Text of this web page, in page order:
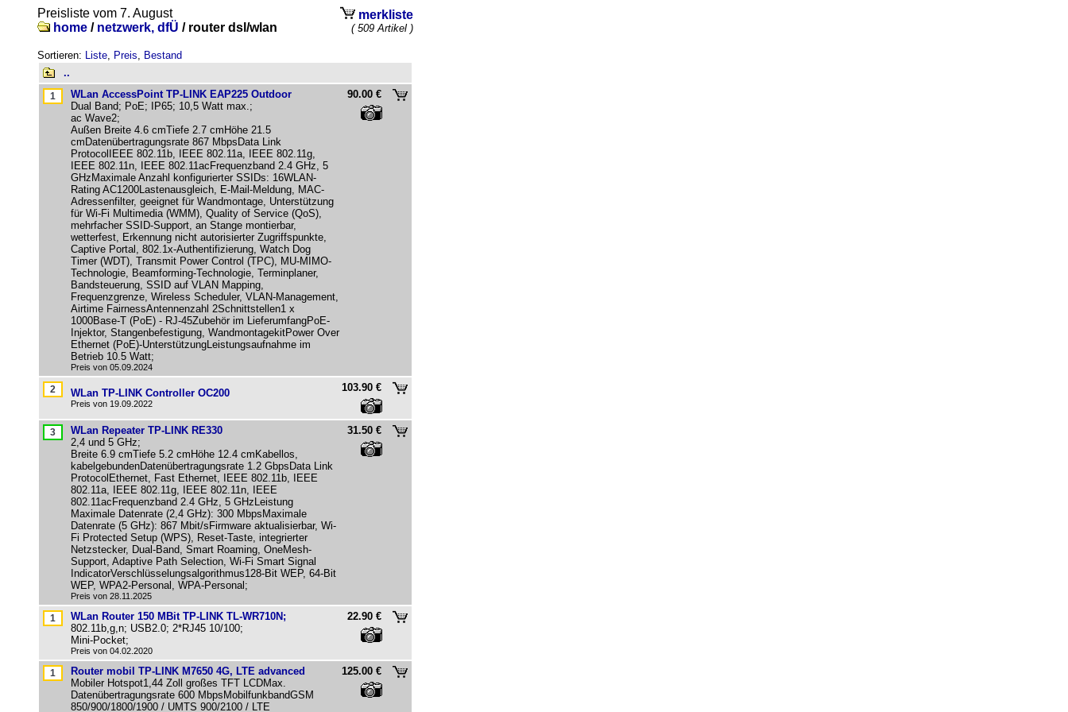
Preisliste vom 7. August
home / netzwerk, dfÜ / router dsl/wlan
merkliste
( 509 Artikel )
Sortieren: Liste, Preis, Bestand
..
WLan AccessPoint TP-LINK EAP225 Outdoor
Dual Band; PoE; IP65; 10,5 Watt max.;
ac Wave2;
Außen Breite 4.6 cmTiefe 2.7 cmHöhe 21.5
cmDatenübertragungsrate 867 MbpsData Link
ProtocolIEEE 802.11b, IEEE 802.11a, IEEE 802.11g,
IEEE 802.11n, IEEE 802.11acFrequenzband 2.4 GHz, 5
GHzMaximale Anzahl konfigurierter SSIDs: 16WLAN-
Rating AC1200Lastenausgleich, E-Mail-Meldung, MAC-
Adressenfilter, geeignet für Wandmontage, Unterstützung
für Wi-Fi Multimedia (WMM), Quality of Service (QoS),
mehrfacher SSID-Support, an Stange montierbar,
wetterfest, Erkennung nicht autorisierter Zugriffspunkte,
Captive Portal, 802.1x-Authentifizierung, Watch Dog
Timer (WDT), Transmit Power Control (TPC), MU-MIMO-
Technologie, Beamforming-Technologie, Terminplaner,
Bandsteuerung, SSID auf VLAN Mapping,
Frequenzgrenze, Wireless Scheduler, VLAN-Management,
Airtime FairnessAntennenzahl 2Schnittstellen1 x
1000Base-T (PoE) - RJ-45Zubehör im LieferumfangPoE-
Injektor, Stangenbefestigung, WandmontagekitPower Over
Ethernet (PoE)-UnterstützungLeistungsaufnahme im
Betrieb 10.5 Watt;
Preis von 05.09.2024
90.00 €
WLan TP-LINK Controller OC200
Preis von 19.09.2022
103.90 €
WLan Repeater TP-LINK RE330
2,4 und 5 GHz;
Breite 6.9 cmTiefe 5.2 cmHöhe 12.4 cmKabellos,
kabelgebundenDatenübertragungsrate 1.2 GbpsData Link
ProtocolEthernet, Fast Ethernet, IEEE 802.11b, IEEE
802.11a, IEEE 802.11g, IEEE 802.11n, IEEE
802.11acFrequenzband 2.4 GHz, 5 GHzLeistung
Maximale Datenrate (2,4 GHz): 300 MbpsMaximale
Datenrate (5 GHz): 867 Mbit/sFirmware aktualisierbar, Wi-
Fi Protected Setup (WPS), Reset-Taste, integrierter
Netzstecker, Dual-Band, Smart Roaming, OneMesh-
Support, Adaptive Path Selection, Wi-Fi Smart Signal
IndicatorVerschlüsselungsalgorithmus128-Bit WEP, 64-Bit
WEP, WPA2-Personal, WPA-Personal;
Preis von 28.11.2025
31.50 €
WLan Router 150 MBit TP-LINK TL-WR710N;
802.11b,g,n; USB2.0; 2*RJ45 10/100;
Mini-Pocket;
Preis von 04.02.2020
22.90 €
Router mobil TP-LINK M7650 4G, LTE advanced
Mobiler Hotspot1,44 Zoll großes TFT LCDMax.
Datenübertragungsrate 600 MbpsMobilfunkbandGSM
850/900/1800/1900 / UMTS 900/2100 / LTE
125.00 €